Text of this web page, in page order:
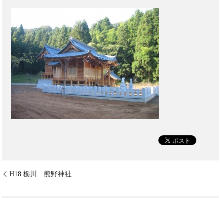
H18 栃川 熊野神社